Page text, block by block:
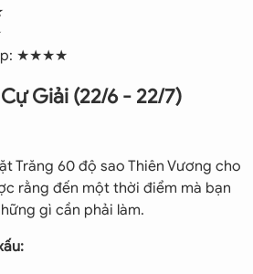
★★★★
Giải (22/6 - 22/7)
Trăng 60 độ sao Thiên Vương cho
rằng đến một thời điểm mà bạn
gì cần phải làm.